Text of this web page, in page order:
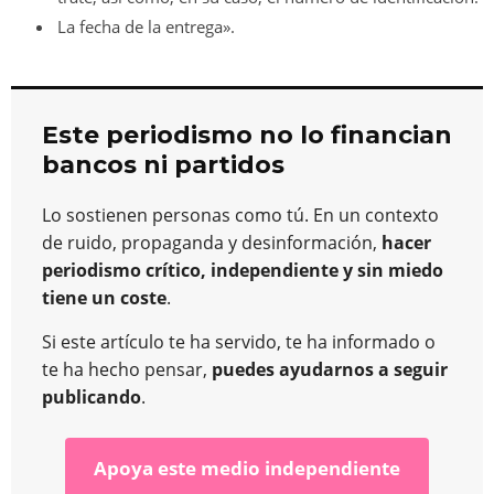
La fecha de la entrega».
Este periodismo no lo financian
bancos ni partidos
Lo sostienen personas como tú. En un contexto
de ruido, propaganda y desinformación, hacer
periodismo crítico, independiente y sin miedo
tiene un coste.
Si este artículo te ha servido, te ha informado o
te ha hecho pensar, puedes ayudarnos a seguir
publicando.
Apoya este medio independiente